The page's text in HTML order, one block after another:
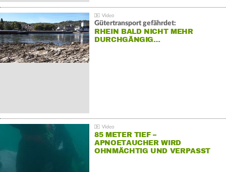
Gütertransport gefährdet:
RHEIN BALD NICHT MEHR
DURCHGÄNGIG…
85 METER TIEF –
APNOETAUCHER WIRD
OHNMÄCHTIG UND VERPASST